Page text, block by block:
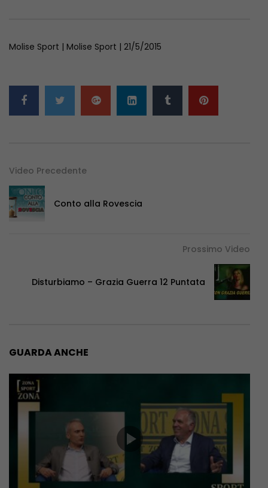
Molise Sport | Molise Sport | 21/5/2015
Video Precedente
Conto alla Rovescia
Prossimo Video
Disturbiamo – Grazia Guerra 12 Puntata
GUARDA ANCHE